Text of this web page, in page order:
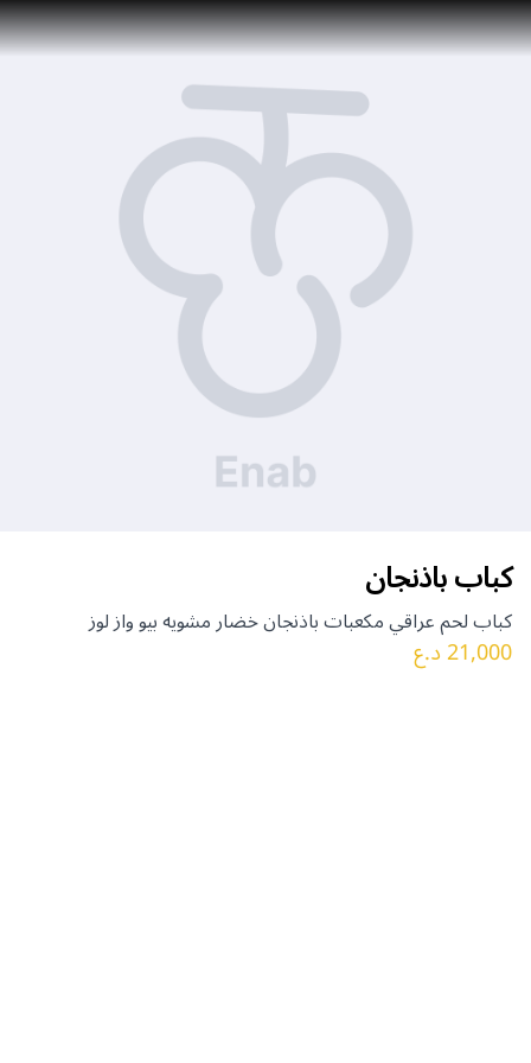
كباب باذنجان
كباب لحم عراقي مكعبات باذنجان خضار مشويه بيو واز لوز
21,000 د.ع